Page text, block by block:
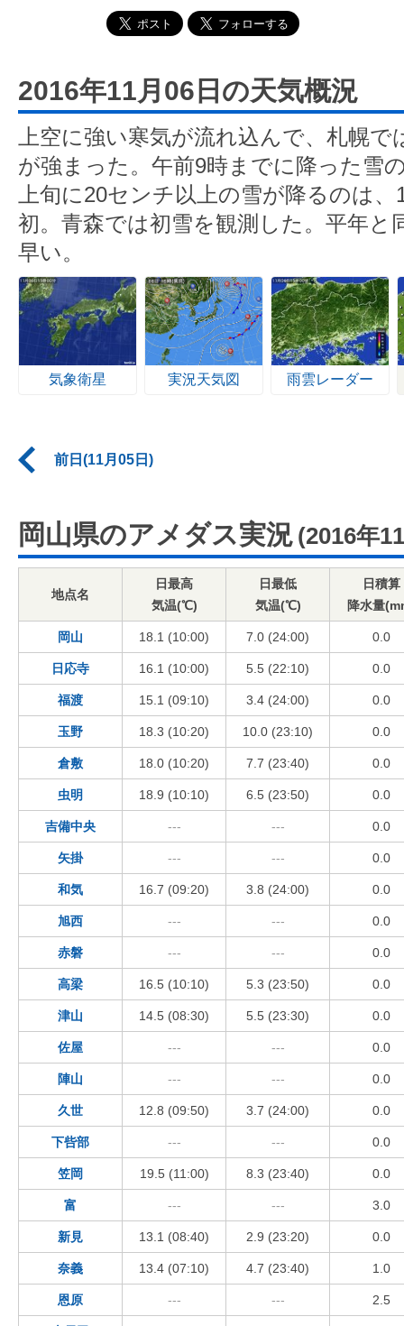
2016年11月06日の天気概況
上空に強い寒気が流れ込んで、札幌
が強まった。午前9時までに降った雪
上旬に20センチ以上の雪が降るのは
初。青森では初雪を観測した。平年と
早い。
気象衛星 実況天気図 雨雲レーダー
前日(11月05日)
岡山県のアメダス実況 (2016年
地点名
日最高
気温(℃)
日最低
気温(℃)
日積算
降水量
岡山 18.1 (10:00) 7.0 (24:00) 0.0
日応寺 16.1 (10:00) 5.5 (22:10) 0.0
福渡 15.1 (09:10) 3.4 (24:00) 0.0
玉野 18.3 (10:20) 10.0 (23:10) 0.0
倉敷 18.0 (10:20) 7.7 (23:40) 0.0
虫明 18.9 (10:10) 6.5 (23:50) 0.0
吉備中央 --- --- 0.0
矢掛 --- --- 0.0
和気 16.7 (09:20) 3.8 (24:00) 0.0
旭西 --- --- 0.0
赤磐 --- --- 0.0
高梁 16.5 (10:10) 5.3 (23:50) 0.0
津山 14.5 (08:30) 5.5 (23:30) 0.0
佐屋 --- --- 0.0
陣山 --- --- 0.0
久世 12.8 (09:50) 3.7 (24:00) 0.0
下呰部 --- --- 0.0
笠岡 19.5 (11:00) 8.3 (23:40) 0.0
富 --- --- 3.0
新見 13.1 (08:40) 2.9 (23:20) 0.0
奈義 13.4 (07:10) 4.7 (23:40) 1.0
恩原 --- --- 2.5